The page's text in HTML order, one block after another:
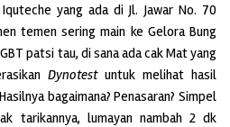
yang ada di Jl. Jawar No. 70
temen sering main ke Gelora Bung
patsi tau, di sana ada cak Mat yang
Dynotestuntuk melihat hasil
bagaimana? Penasaran? Simpel
tarikannya, lumayan nambah 2 dk